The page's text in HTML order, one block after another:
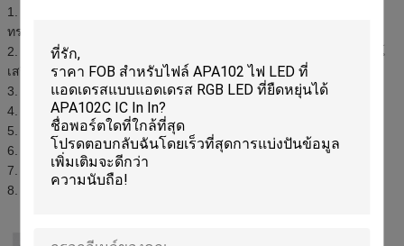
1. ง่ายต่อการประกอบและบำรุงรักษามีความยืดหยุ่นและทนทานต่อรูป
ทรง
2. สามารถตัดออกในสถานที่ที่ทำเครื่องหมายไว้และเชื่อมต่อกับอุปกรณ์
เสริมที่เหมาะสมได้
3. ประสิทธิภาพการส่องสว่างสูงและการใช้พลังงานต่ำ
4. ความเข้มและความน่าเชื่อถือสูงแข็งแรงพอที่จะรับแรงกดดันได้ดี
5. ทนต่อสภาพอากาศและอุณหภูมิ
6. เวลาจัดส่งที่รวดเร็ว
7. ตัวอย่างฟรีสำหรับการทดสอบ
8. บริการ OEM / ODM